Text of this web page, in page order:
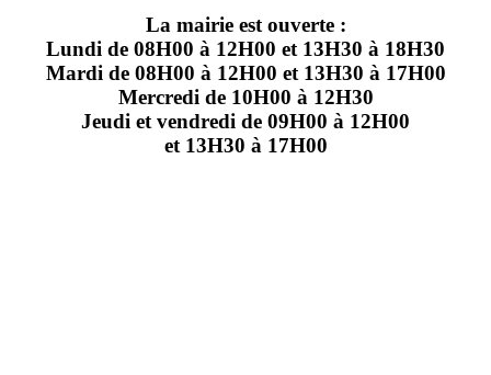
La mairie est ouverte :
Lundi de 08H00 à 12H00 et 13H30 à 18H30
Mardi de 08H00 à 12H00 et 13H30 à 17H00
Mercredi de 10H00 à 12H30
Jeudi et vendredi de 09H00 à 12H00
et 13H30 à 17H00